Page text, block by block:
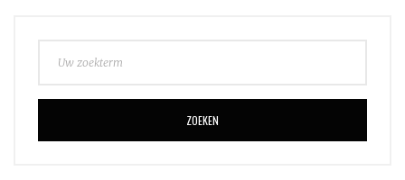
ZOEKEN